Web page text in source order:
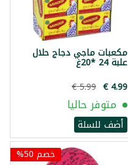
مكعبات ماجي دجاج حلال
علبة 24 *20غ
متوفر حاليا
أضف للسلة
خصم 50%